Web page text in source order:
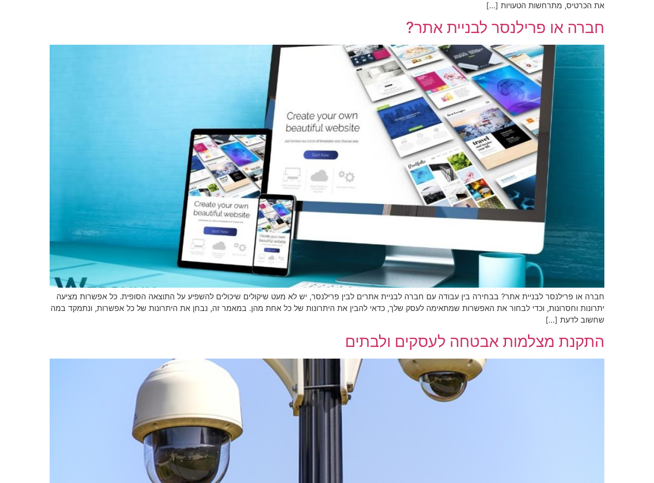
את הכרטיס, מתרחשות הטעויות […]
חברה או פרילנסר לבניית אתר?
חברה או פרילנסר לבניית אתר? בבחירה בין עבודה עם חברה לבניית אתרים לבין פרילנסר, יש לא מעט שיקולים שיכולים להשפיע על התוצאה הסופית. כל אפשרות מציעה
יתרונות וחסרונות, וכדי לבחור את האפשרות שמתאימה לעסק שלך, כדאי להבין את היתרונות של כל אחת מהן. במאמר זה, נבחן את היתרונות של כל אפשרות, ונתמקד במה
שחשוב לדעת […]
התקנת מצלמות אבטחה לעסקים ולבתים